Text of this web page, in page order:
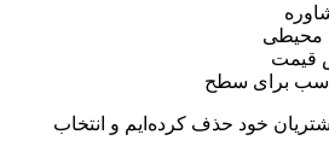
محیطی
قیمت
برای سطح
خود حذف کرده‌ایم و انتخاب